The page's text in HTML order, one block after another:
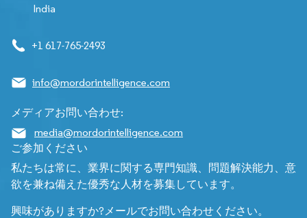
India
+1 617-765-2493
info@mordorintelligence.com
メディアお問い合わせ:
media@mordorintelligence.com
ご参加ください
私たちは常に、業界に関する専門知識、問題解決能力、意
欲を兼ね備えた優秀な人材を募集しています。
興味がありますか?メールでお問い合わせください。